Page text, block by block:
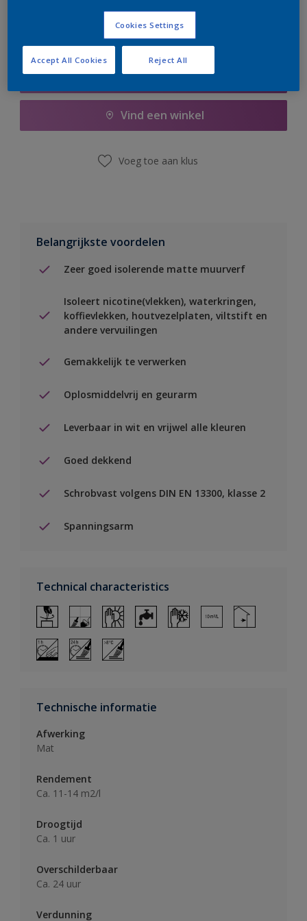
Boodschappenlijst
Vind een winkel
Voeg toe aan klus
Belangrijkste voordelen
Zeer goed isolerende matte muurverf
Isoleert nicotine(vlekken), waterkringen,
koffievlekken, houtvezelplaten, viltstift en
andere vervuilingen
Gemakkelijk te verwerken
Oplosmiddelvrij en geurarm
Leverbaar in wit en vrijwel alle kleuren
Goed dekkend
Schrobvast volgens DIN EN 13300, klasse 2
Spanningsarm
Technical characteristics
Technische informatie
Afwerking
Mat
Rendement
Ca. 11-14 m2/l
Droogtijd
Ca. 1 uur
Overschilderbaar
Ca. 24 uur
Verdunning
Cookies Settings
Reject All
Accept All Cookies